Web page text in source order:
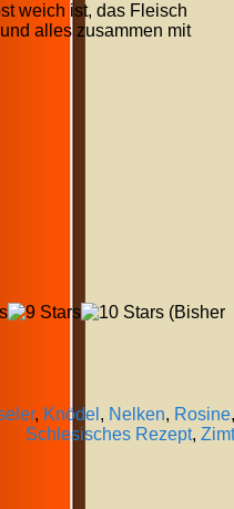
weich ist, das Fleisch
alles zusammen mit
(Bisher
, Knödel , Nelken, Rosine,
Schlesisches Rezept, Zimt